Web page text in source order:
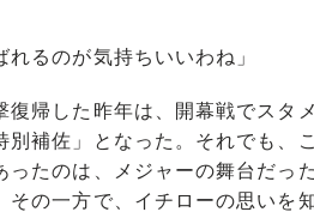
れるのが気持ちいいわね」
帰した昨年は、開幕戦でスタ
別補佐」となった。それでも、
ったのは、メジャーの舞台だっ
その一方で、イチローの思いを